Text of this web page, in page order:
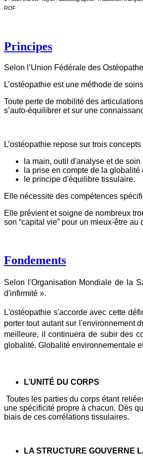
ROF
Principes
Selon l’Union Fédérale des
L’ostéopathie est une méthode de
Toute perte de mobilité des
s’auto-équilibrer et sur une
L’ostéopathie repose sur trois
la main, outil d'analyse et de soin
la prise en compte de la globalité
le principe d'équilibre tissulaire.
Elle nécessite des compétences
Elle prévient et soigne de nombreux
son “capital vie” pour un mieux-être au
Fondements
Selon l'Organisation Mondiale de la
d'infirmité ».
L'ostéopathie s'accorde avec cette
porter tout autant sur l'environnement
meilleure, il continuera de subir des
globalité. Globalité environnementale
L’UNITÉ DU CORPS
Toutes les parties du corps étant
une spécificité propre à chacun. Dès
biais de ces corrélations tissulaires.
LA STRUCTURE GOUVERNE